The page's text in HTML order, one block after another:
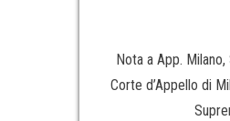
Nota a App.
Corte d’Appello di